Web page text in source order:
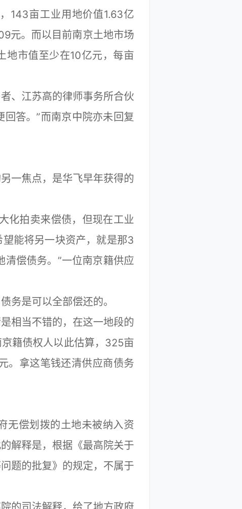
亩工业用地价值1.63亿
元。而以目前南京土地市场
地市值至少在10亿元，每亩
、江苏高的律师事务所合伙
答。”而南京中院亦未回复
一焦点，是华飞早年获得的
拍卖来偿债，但现在工业
能将另一块资产，就是那3
偿债务。”一位南京籍供应
是可以全部偿还的。
相当不错的，在这一地段的
籍债权人以此估算，325亩
。拿这笔钱还清供应商债务
偿划拨的土地未被纳入资
解释是，根据《最高院关于
题的批复》的规定，不属于